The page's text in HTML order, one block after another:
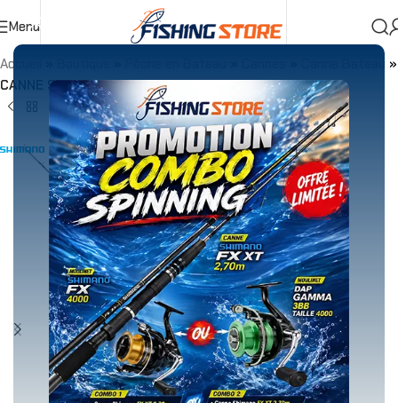
Menu
Accueil
»
CANNE Shimano Vengeance AX Boat Slim 30-50LBS